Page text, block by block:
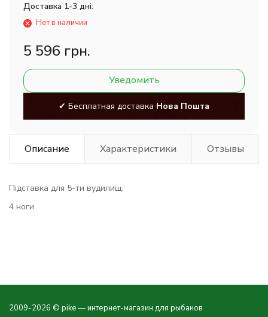
Доставка 1-3 дні:
Нет в наличии
5 596 грн.
Уведомить
✔ Бесплатная доставка Нова Пошта
Описание Характеристики Отзывы
Підставка для 5-ти вудилищ.
4 ноги
2009-2026 © pike — интернет-магазин для рыбаков